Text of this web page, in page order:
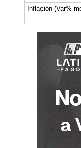
Inflación (Var%